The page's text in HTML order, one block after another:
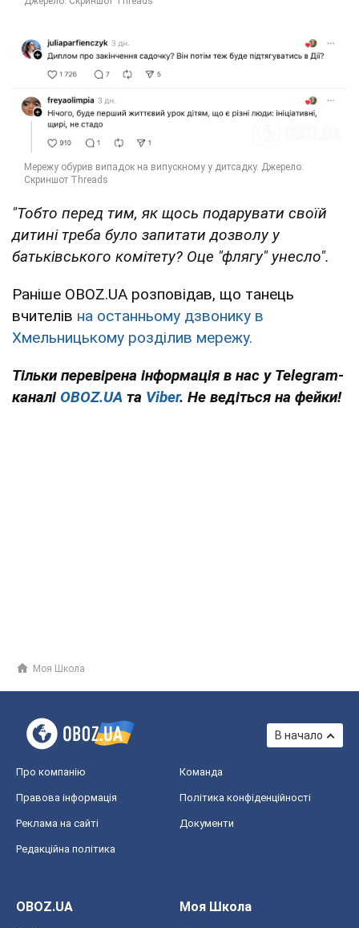
"Тобто перед тим, як щось подарувати своїй
дитині треба було запитати дозволу у
батьківського комітету? Оце "флягу" унесло".
Раніше OBOZ.UA розповідав, що танець
вчителів на останньому дзвонику в
Хмельницькому розділив мережу.
Тільки перевірена інформація в нас у Telegram-
каналі OBOZ.UA та Viber. Не ведіться на фейки!
Моя Школа
В начало
Про компанію Команда
Правова інформація Політика конфіденційності
Реклама на сайті Документи
Редакційна політика
OBOZ.UA
Моя Школа